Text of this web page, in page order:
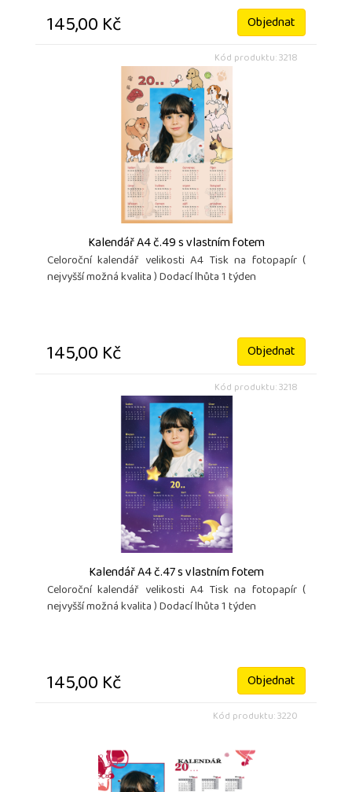
145,00 Kč Objednat
Kód produktu: 3218
Kalendář A4 č.49 s vlastním fotem
Celoroční kalendář velikosti A4 Tisk na fotopapír (
nejvyšší možná kvalita ) Dodací lhůta 1 týden
145,00 Kč Objednat
Kód produktu: 3218
Kalendář A4 č.47 s vlastním fotem
Celoroční kalendář velikosti A4 Tisk na fotopapír (
nejvyšší možná kvalita ) Dodací lhůta 1 týden
145,00 Kč Objednat
Kód produktu: 3220